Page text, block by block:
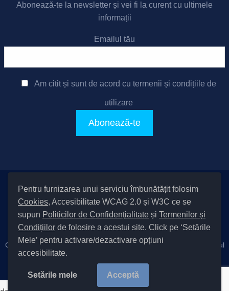
Pentru furnizarea unui serviciu îmbunătățit folosim
Cookies, Accesibilitate WCAG 2.0 și W3C ce se
supun Politicilor de Confidențialitate și Termenilor și
Condițiilor de folosire a acestui site. Click pe ‘Setările
Mele’ pentru activare/dezactivare opțiuni
accesibilitate.
Setările mele Acceptă
Abonează-te la newsletter și vei fi la curent cu ultimele
informații
Emailul tău
Am citit și sunt de acord cu termenii și condițiile de
utilizare
Setări Cookies și Accesibilitate
Informare cu privire la prelucrarea datelor | Politică de utilizare
cookies|Termeni și condiții de utilizare a site-ului
Politică de
Cod Județ 4 / Județul Bacău / Tipul UAT – 14 – C – Comună / Codul
SIRUTA al Unității Administrativ-Teritoriale 20411 / Măgura
Copyright © 2022 Primăria Măgura județul Bacău |